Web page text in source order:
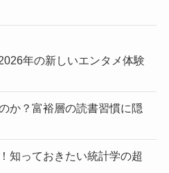
年の新しいエンタメ体験
か？富裕層の読書習慣に隠
知っておきたい統計学の超